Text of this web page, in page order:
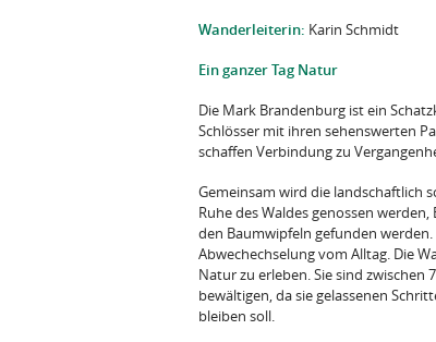
Wanderleiterin: Karin Schmidt
Ein ganzer Tag Natur
Die Mark Brandenburg ist ein
Schlösser mit ihren sehenswerten
schaffen Verbindung zu
Gemeinsam wird die landschaftlich
Ruhe des Waldes genossen
den Baumwipfeln gefunden
Abwechechselung vom Alltag. Die
Natur zu erleben. Sie sind zwischen
bewältigen, da sie gelassenen
bleiben soll.